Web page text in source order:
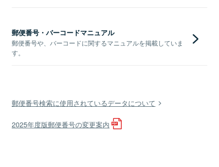
郵便番号・バーコードマニュアル
郵便番号や、バーコードに関するマニュアルを掲載していま
す。
郵便番号検索に使用されているデータについて
2025年度版郵便番号の変更案内